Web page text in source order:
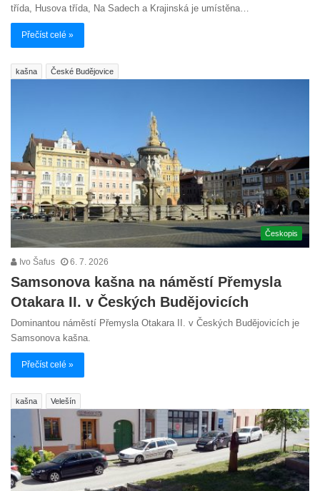
třída, Husova třída, Na Sadech a Krajinská je umístěna…
Přečíst celé »
kašna České Budějovice
Českopis
Ivo Šafus 6. 7. 2026
Samsonova kašna na náměstí Přemysla
Otakara II. v Českých Budějovicích
Dominantou náměstí Přemysla Otakara II. v Českých Budějovicích je
Samsonova kašna.
Přečíst celé »
kašna Velešín